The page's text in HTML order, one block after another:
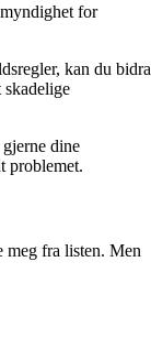
for
kan du bidra
skadelige
dine
problemet.
meg fra listen. Men